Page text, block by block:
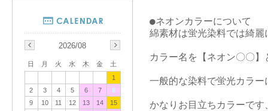
●ネオンカラーについて
綿素材は蛍光染料では綺
カラー名を【ネオン〇〇
一般的な染料で蛍光カラ
かなりお目立ちカラーで
2026/08
日 月 火 水 木 金
土
1
2
3 4 5 6 7
8
9
10 11 12 13 14
15